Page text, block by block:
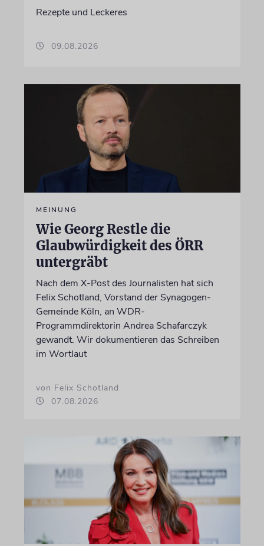
Rezepte und Leckeres
09.08.2026
MEINUNG
Wie Georg Restle die
Glaubwürdigkeit des ÖRR
untergräbt
Nach dem X-Post des Journalisten hat sich
Felix Schotland, Vorstand der Synagogen-
Gemeinde Köln, an WDR-
Programmdirektorin Andrea Schafarczyk
gewandt. Wir dokumentieren das Schreiben
im Wortlaut
von Felix Schotland
07.08.2026